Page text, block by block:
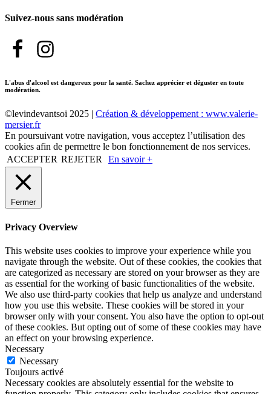
Suivez-nous sans modération
L'abus d'alcool est dangereux pour la santé. Sachez apprécier et déguster en toute
modération.
©levindevantsoi 2025 | Création & développement : www.valerie-
mersier.fr
En poursuivant votre navigation, vous acceptez l’utilisation des
cookies afin de permettre le bon fonctionnement de nos services.
ACCEPTER REJETER En savoir +
Fermer
Privacy Overview
This website uses cookies to improve your experience while you
navigate through the website. Out of these cookies, the cookies that
are categorized as necessary are stored on your browser as they are
as essential for the working of basic functionalities of the website.
We also use third-party cookies that help us analyze and understand
how you use this website. These cookies will be stored in your
browser only with your consent. You also have the option to opt-out
of these cookies. But opting out of some of these cookies may have
an effect on your browsing experience.
Necessary
Necessary
Toujours activé
Necessary cookies are absolutely essential for the website to